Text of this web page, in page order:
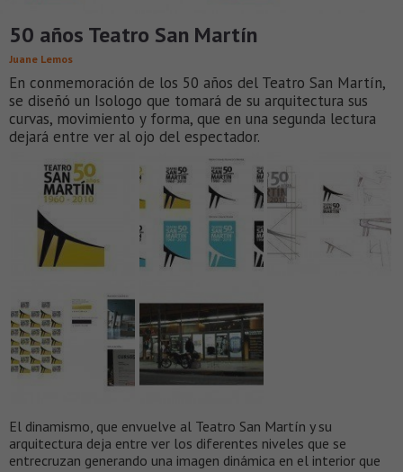
50 años Teatro San Martín
Juane Lemos
En conmemoración de los 50 años del Teatro San Martín,
se diseñó un Isologo que tomará de su arquitectura sus
curvas, movimiento y forma, que en una segunda lectura
dejará entre ver al ojo del espectador.
El dinamismo, que envuelve al Teatro San Martín y su
arquitectura deja entre ver los diferentes niveles que se
entrecruzan generando una imagen dinámica en el interior que